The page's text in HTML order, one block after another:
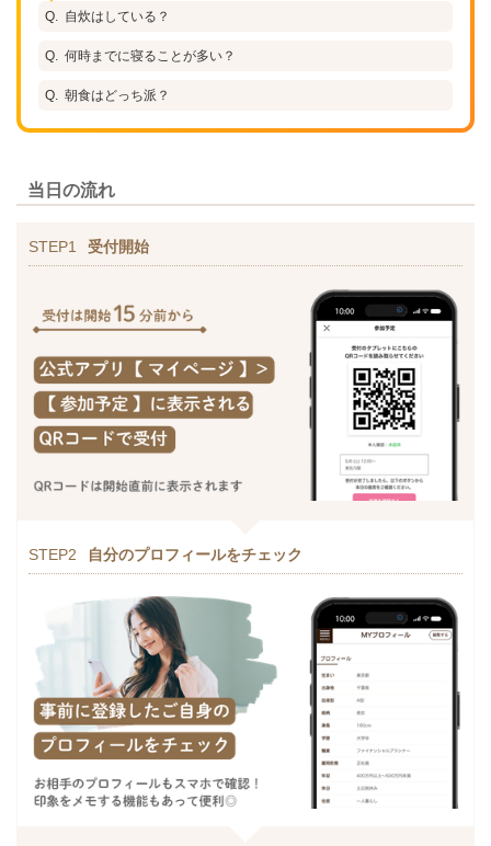
自炊はしている？
何時までに寝ることが多い？
朝食はどっち派？
当日の流れ
STEP1 受付開始
STEP2 自分のプロフィールをチェック